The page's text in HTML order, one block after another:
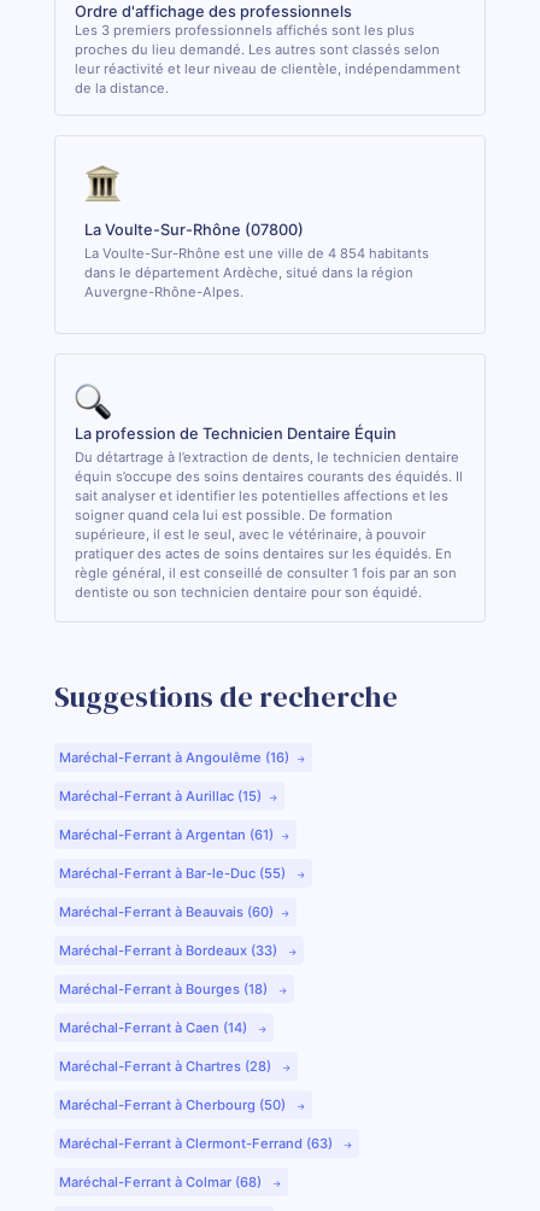
Ordre d'affichage des professionnels
Les 3 premiers professionnels affichés sont les plus
proches du lieu demandé. Les autres sont classés selon
leur réactivité et leur niveau de clientèle, indépendamment
de la distance.
La Voulte-Sur-Rhône (07800)
La Voulte-Sur-Rhône est une ville de 4 854 habitants
dans le département Ardèche, situé dans la région
Auvergne-Rhône-Alpes.
La profession de Technicien Dentaire Équin
Du détartrage à l’extraction de dents, le technicien dentaire
équin s’occupe des soins dentaires courants des équidés. Il
sait analyser et identifier les potentielles affections et les
soigner quand cela lui est possible. De formation
supérieure, il est le seul, avec le vétérinaire, à pouvoir
pratiquer des actes de soins dentaires sur les équidés. En
règle général, il est conseillé de consulter 1 fois par an son
dentiste ou son technicien dentaire pour son équidé.
Suggestions de recherche
Maréchal-Ferrant à Angoulême (16)
Maréchal-Ferrant à Aurillac (15)
Maréchal-Ferrant à Argentan (61)
Maréchal-Ferrant à Bar-le-Duc (55)
Maréchal-Ferrant à Beauvais (60)
Maréchal-Ferrant à Bordeaux (33)
Maréchal-Ferrant à Bourges (18)
Maréchal-Ferrant à Caen (14)
Maréchal-Ferrant à Chartres (28)
Maréchal-Ferrant à Cherbourg (50)
Maréchal-Ferrant à Clermont-Ferrand (63)
Maréchal-Ferrant à Colmar (68)